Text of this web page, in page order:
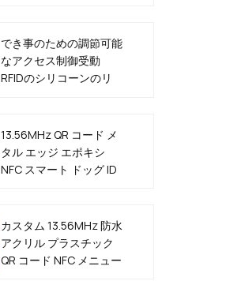
でき事のための調節可能
なアクセス制御受動
RFIDのシリコーンのリ
13.56MHz QR コード メ
タル エッジ エポキシ
NFC スマート ドッグ ID
カスタム 13.56MHz 防水
アクリル プラスチック
QR コード NFC メニュー